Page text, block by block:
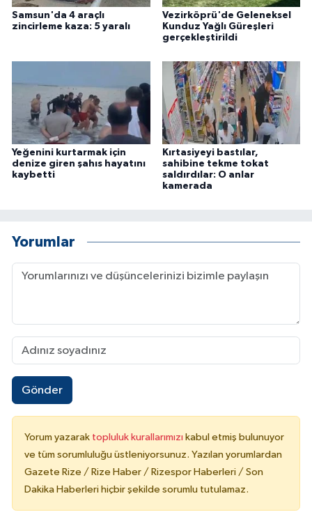
Samsun'da 4 araçlı
zincirleme kaza: 5 yaralı
Vezirköprü'de Geleneksel
Kunduz Yağlı Güreşleri
gerçekleştirildi
Yeğenini kurtarmak için
denize giren şahıs hayatını
kaybetti
Kırtasiyeyi bastılar,
sahibine tekme tokat
saldırdılar: O anlar
kamerada
Yorumlar
Gönder
Yorum yazarak topluluk kurallarımızı kabul etmiş bulunuyor
ve tüm sorumluluğu üstleniyorsunuz. Yazılan yorumlardan
Gazete Rize / Rize Haber / Rizespor Haberleri / Son
Dakika Haberleri hiçbir şekilde sorumlu tutulamaz.